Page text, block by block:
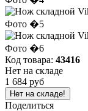
Код товара: 43416
Нет на складе
1 684 руб
Нет на складе!
Поделиться